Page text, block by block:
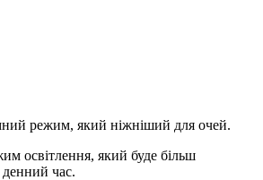
режим, який ніжніший для очей.
освітлення, який буде більш
час.